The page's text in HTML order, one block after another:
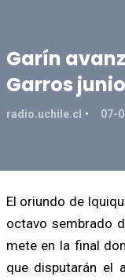
Garín
Garros
radio.uchile.cl 07-
El oriundo de
octavo sembrado
mete en la final
que disputarán el